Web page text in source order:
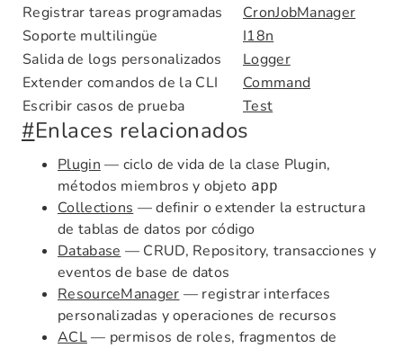
Registrar tareas programadas
CronJobManager
Soporte multilingüe
I18n
Salida de logs personalizados
Logger
Extender comandos de la CLI
Command
Escribir casos de prueba
Test
#Enlaces relacionados
Plugin — ciclo de vida de la clase Plugin,
métodos miembros y objeto app
Collections — definir o extender la estructura
de tablas de datos por código
Database — CRUD, Repository, transacciones y
eventos de base de datos
ResourceManager — registrar interfaces
personalizadas y operaciones de recursos
ACL— permisos de roles, fragmentos de